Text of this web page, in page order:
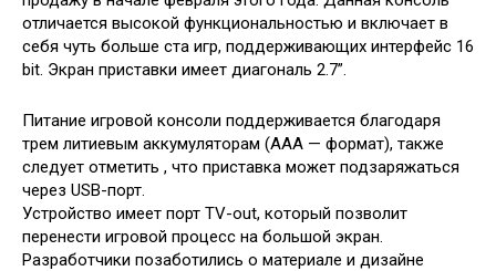
отличается высокой функциональностью и включает в
себя чуть больше ста игр, поддерживающих интерфейс 16
bit. Экран приставки имеет диагональ 2.7”.
Питание игровой консоли поддерживается благодаря
трем литиевым аккумуляторам (AAA — формат), также
следует отметить , что приставка может подзаряжаться
через USB-порт.
Устройство имеет порт TV-out, который позволит
перенести игровой процесс на большой экран.
Разработчики позаботились о материале и дизайне